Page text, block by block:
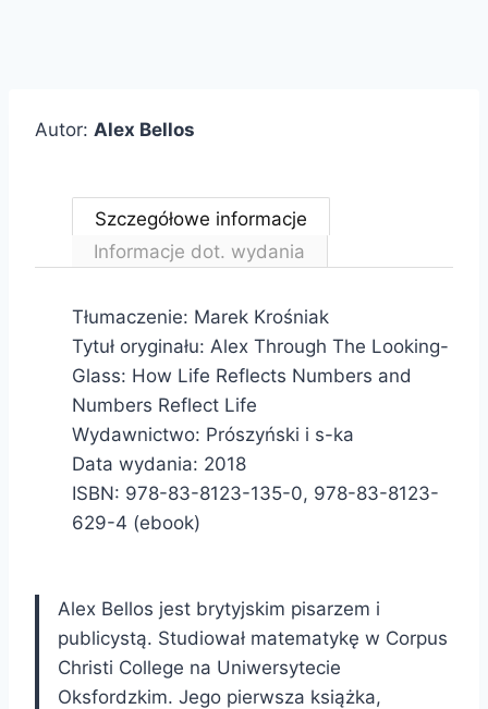
Autor: Alex Bellos
Szczegółowe informacje
Informacje dot. wydania
Tłumaczenie: Marek Krośniak
Tytuł oryginału: Alex Through The Looking-
Glass: How Life Reflects Numbers and
Numbers Reflect Life
Wydawnictwo: Prószyński i s-ka
Data wydania: 2018
ISBN: 978-83-8123-135-0, 978-83-8123-
629-4 (ebook)
Alex Bellos jest brytyjskim pisarzem i
publicystą. Studiował matematykę w Corpus
Christi College na Uniwersytecie
Oksfordzkim. Jego pierwsza książka,